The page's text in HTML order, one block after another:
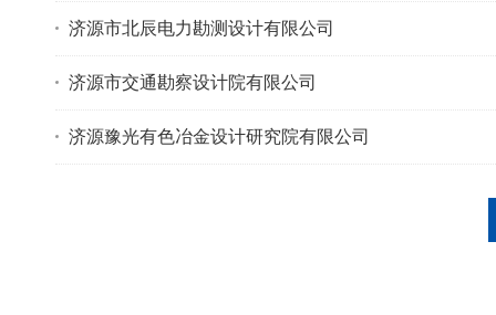
济源市北辰电力勘测设计有限公司
济源市交通勘察设计院有限公司
济源豫光有色冶金设计研究院有限公司